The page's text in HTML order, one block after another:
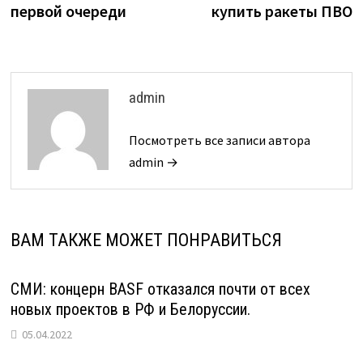
первой очереди
купить ракеты ПВО
admin
Посмотреть все записи автора
admin →
ВАМ ТАКЖЕ МОЖЕТ ПОНРАВИТЬСЯ
СМИ: концерн BASF отказался почти от всех
новых проектов в РФ и Белоруссии.
05.04.2022